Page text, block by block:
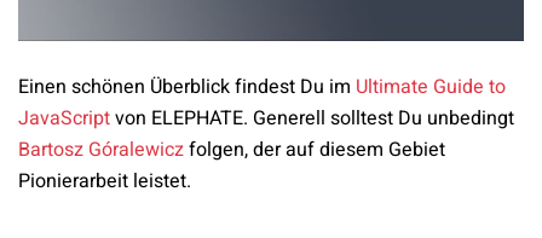
Einen schönen Überblick findest Du im Ultimate Guide to
JavaScriptvon ELEPHATE. Generell solltest Du unbedingt
Bartosz Góralewiczfolgen, der auf diesem Gebiet
Pionierarbeit leistet.